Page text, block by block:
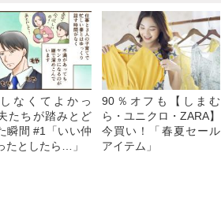
なくてよかっ
たちが踏みとど
瞬間 #1「いい仲
たとしたら…」
90％オフも【しまむ
ら・ユニクロ・ZARA】
今買い！「春夏セール
アイテム」